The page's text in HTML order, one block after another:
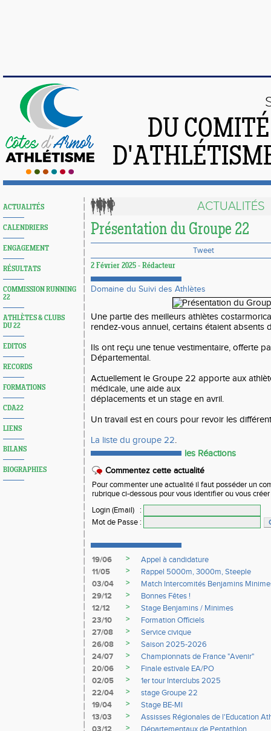
DU
ACTUALITÉS
CALENDRIERS
ENGAGEMENT
RÉSULTATS
COMMISSION RUNNING
22
ATHLÈTES & CLUBS
DU 22
EDITOS
RECORDS
FORMATIONS
CDA22
LIENS
BILANS
BIOGRAPHIES
ACTUALITÉS
Présentation du Groupe 22
Tweet
2 Février 2025 - Rédacteur
Domaine du Suivi des Athlètes
Une partie des meilleurs athlètes
rendez-vous annuel, certains étaient absents
Ils ont reçu une tenue vestimentaire, offerte
Départemental.
Actuellement le Groupe 22 apporte aux
médicale, une aide aux
déplacements et un stage en avril.
Un travail est en cours pour revoir les
La liste du groupe 22.
les Réactions
Commentez cette actualité
Pour commenter une actualité il faut posséder un
rubrique ci-dessous pour vous identifier ou vous
Login (Email)
:
Mot de Passe :
19/06 >
Appel à candidature
11/05
>
Rappel 5000m, 3000m, Steeple
03/04
>
Match Intercomités Benjamins
29/12
>
Bonnes Fêtes !
12/12
>
Stage Benjamins / Minimes
23/10
>
Formation Officiels
27/08
>
Service civique
26/08
>
Saison 2025-2026
24/07
>
Championnats de France "Avenir"
20/06
>
Finale estivale EA/PO
02/05
>
1er tour Interclubs 2025
22/04
>
stage Groupe 22
19/04
>
Stage BE-MI
13/03
>
Assisses Régionales de l'Education
>